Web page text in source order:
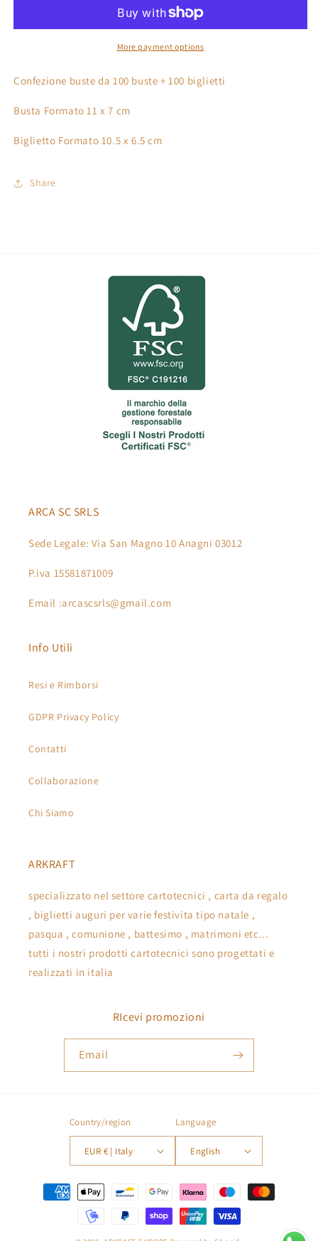
7
100
100
7
Bianco
100
100
More payment options
Confezione buste da 100 buste + 100 biglietti
Busta Formato 11 x 7 cm
Biglietto Formato 10.5 x 6.5 cm
Share
ARCA SC SRLS
Sede Legale: Via San Magno 10 Anagni 03012
P.iva 15581871009
Email :arcascsrls@gmail.com
Info Utili
Resi e Rimborsi
GDPR Privacy Policy
Contatti
Collaborazione
Chi Siamo
ARKRAFT
specializzato nel settore cartotecnici , carta da regalo
, biglietti auguri per varie festivita tipo natale ,
pasqua , comunione , battesimo , matrimoni etc...
tutti i nostri prodotti cartotecnici sono progettati e
realizzati in italia
RIcevi promozioni
Email
Country/region
EUR € | Italy
Language
English
Payment
methods